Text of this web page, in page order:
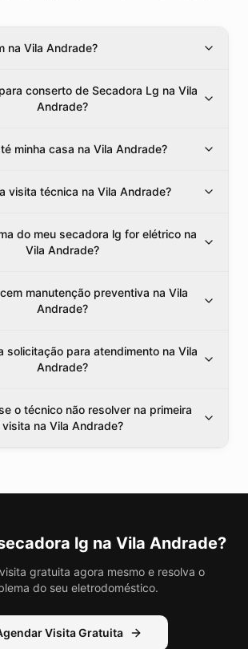
na Vila Andrade?
conserto de Secadora Lg na Vila
Andrade?
minha casa na Vila Andrade?
visita técnica na Vila Andrade?
do meu secadora lg for elétrico na
Vila Andrade?
manutenção preventiva na Vila
Andrade?
solicitação para atendimento na Vila
Andrade?
o técnico não resolver na primeira
visita na Vila Andrade?
lg na Vila Andrade?
gratuita agora mesmo e resolva o
do seu eletrodoméstico.
Visita Gratuita